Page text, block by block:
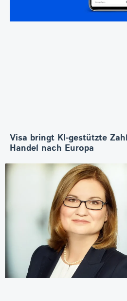
Visa bringt KI-gestützte
Handel nach Europa